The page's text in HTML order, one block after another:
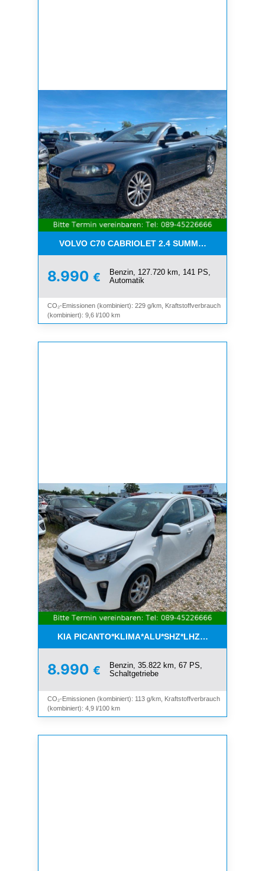
VOLVO C70 CABRIOLET 2.4
8.990 €
Benzin, 127.720 km, 141 PS,
Automatik
CO₂-Emissionen (kombiniert): 229 g/km, Kraftstoffverbrauch
(kombiniert): 9,6 l/100 km
KIA PICANTO*KLIMA*ALU*SHZ*LHZ*BLUETOOTH*
8.990 €
Benzin, 35.822 km, 67 PS,
Schaltgetriebe
CO₂-Emissionen (kombiniert): 113 g/km, Kraftstoffverbrauch
(kombiniert): 4,9 l/100 km